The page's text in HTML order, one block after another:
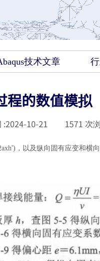
技术文章
程的数值模拟
:2024-10-21 1571 次
，以及纵向固有应变和横